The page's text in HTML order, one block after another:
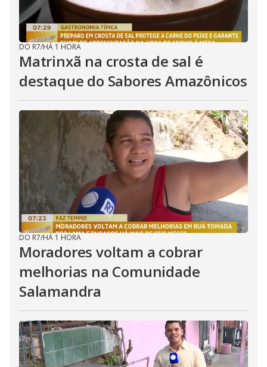
DO R7/HÁ 1 HORA
Matrinxã na crosta de sal é
destaque do Sabores Amazônicos
DO R7/HÁ 1 HORA
Moradores voltam a cobrar
melhorias na Comunidade
Salamandra